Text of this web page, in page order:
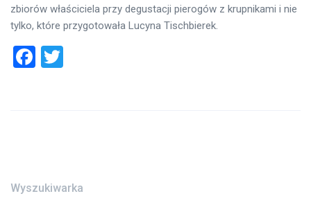
zbiorów właściciela przy degustacji pierogów z krupnikami i nie
tylko, które przygotowała Lucyna Tischbierek.
Facebook
Wyszukiwarka